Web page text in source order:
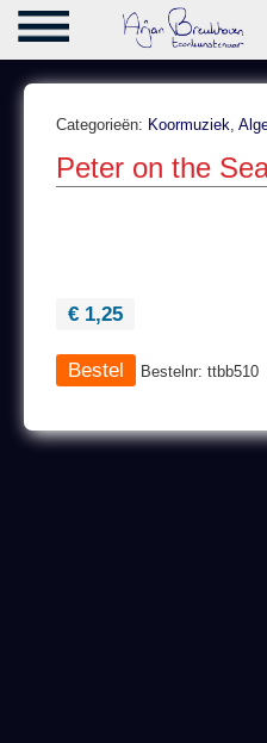
Categorieën: Koormuziek,
Peter on the
€ 1,25
Bestelnr: ttbb510